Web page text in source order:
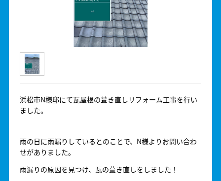
浜松市N様邸にて瓦屋根の葺き直しリフォーム工事を行い
ました。
雨の日に雨漏りしているとのことで、N様よりお問い合わ
せがありました。
雨漏りの原因を見つけ、瓦の葺き直しをしました！